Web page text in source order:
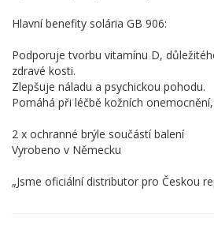
Hlavní benefity solária GB 906:
Podporuje tvorbu vitamínu D,
zdravé kosti.
Zlepšuje náladu a psychickou pohodu.
Pomáhá při léčbě kožních
2 x ochranné brýle součástí balení
Vyrobeno v Německu
„Jsme oficiální distributor pro Českou